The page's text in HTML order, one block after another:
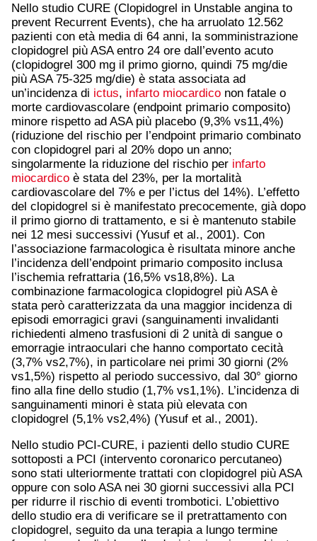
Nello studio CURE (Clopidogrel in Unstable angina to
prevent Recurrent Events), che ha arruolato 12.562
pazienti con età media di 64 anni, la somministrazione
clopidogrel più ASA entro 24 ore dall’evento acuto
(clopidogrel 300 mg il primo giorno, quindi 75 mg/die
più ASA 75-325 mg/die) è stata associata ad
un’incidenza di ictus, infarto miocardico non fatale o
morte cardiovascolare (endpoint primario composito)
minore rispetto ad ASA più placebo (9,3% vs11,4%)
(riduzione del rischio per l’endpoint primario combinato
con clopidogrel pari al 20% dopo un anno;
singolarmente la riduzione del rischio per infarto
miocardico è stata del 23%, per la mortalità
cardiovascolare del 7% e per l’ictus del 14%). L’effetto
del clopidogrel si è manifestato precocemente, già dopo
il primo giorno di trattamento, e si è mantenuto stabile
nei 12 mesi successivi (Yusuf et al., 2001). Con
l’associazione farmacologica è risultata minore anche
l’incidenza dell’endpoint primario composito inclusa
l’ischemia refrattaria (16,5% vs18,8%). La
combinazione farmacologica clopidogrel più ASA è
stata però caratterizzata da una maggior incidenza di
episodi emorragici gravi (sanguinamenti invalidanti
richiedenti almeno trasfusioni di 2 unità di sangue o
emorragie intraoculari che hanno comportato cecità
(3,7% vs2,7%), in particolare nei primi 30 giorni (2%
vs1,5%) rispetto al periodo successivo, dal 30° giorno
fino alla fine dello studio (1,7% vs1,1%). L’incidenza di
sanguinamenti minori è stata più elevata con
clopidogrel (5,1% vs2,4%) (Yusuf et al., 2001).
Nello studio PCI-CURE, i pazienti dello studio CURE
sottoposti a PCI (intervento coronarico percutaneo)
sono stati ulteriormente trattati con clopidogrel più ASA
oppure con solo ASA nei 30 giorni successivi alla PCI
per ridurre il rischio di eventi trombotici. L’obiettivo
dello studio era di verificare se il pretrattamento con
clopidogrel, seguito da una terapia a lungo termine